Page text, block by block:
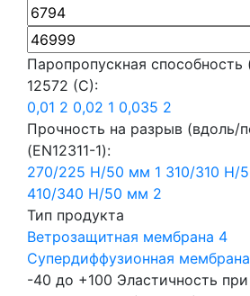
Паропропускная способность
12572 (C):
0,01 2 0,02 1 0,035 2
Прочность на разрыв (вдоль/
(EN12311-1):
270/225 Н/50 мм 1 310/310 Н/
410/340 Н/50 мм 2
Тип продукта
Ветрозащитная мембрана 4
Супердиффузионная
-40 до +100 Эластичность